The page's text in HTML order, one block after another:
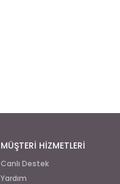
MÜŞTERİ HİZMETLERİ
Canlı Destek
Yardım